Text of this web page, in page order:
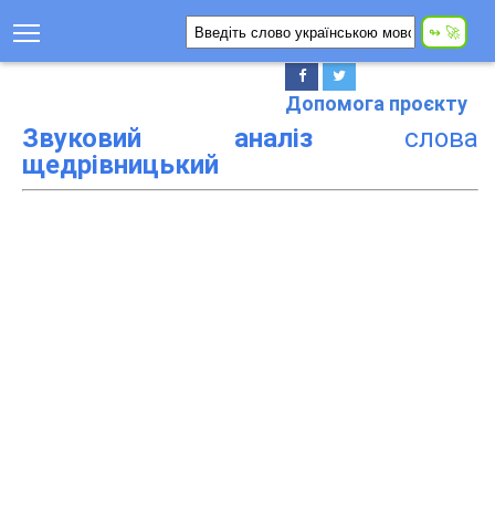
Допомога проєкту
Звуковий аналізслова
щедрівницький